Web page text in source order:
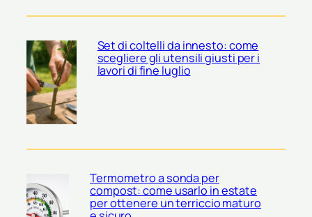
Set di coltelli da innesto: come
scegliere gli utensili giusti per i
lavori di fine luglio
Termometro a sonda per
compost: come usarlo in estate
per ottenere un terriccio maturo